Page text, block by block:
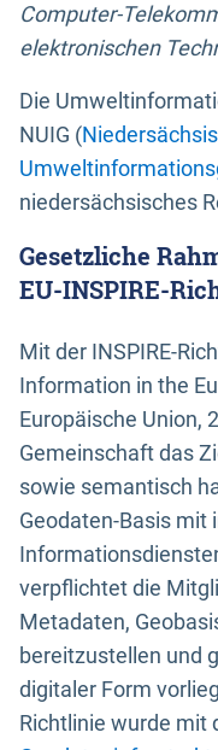
Computer-
elektronischen
Die
NUIG (
niedersächsisches
Gesetzliche
EU-INSPIRE-
Mit der INSPIRE-
Information in the
Europäische Union,
Gemeinschaft das
sowie semantisch
Geodaten-Basis mit
verpflichtet die
Metadaten,
bereitzustellen und
digitaler Form
Richtlinie wurde mit